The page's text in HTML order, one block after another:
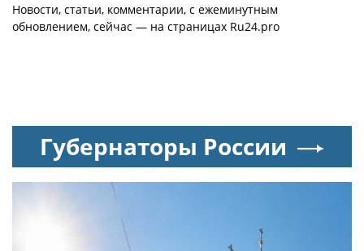
Новости, статьи, комментарии, с ежеминутным
обновлением, сейчас — на страницах Ru24.pro
Губернаторы России